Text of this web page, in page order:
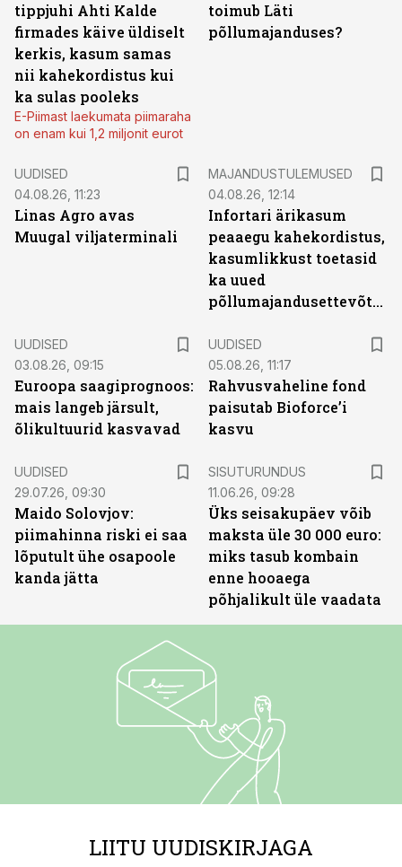
tippjuhi Ahti Kalde
firmades käive üldiselt
kerkis, kasum samas
nii kahekordistus kui
ka sulas pooleks
E-Piimast laekumata piimaraha
on enam kui 1,2 miljonit eurot
toimub Läti
põllumajanduses?
UUDISED
04.08.26, 11:23
Linas Agro avas
Muugal viljaterminali
MAJANDUSTULEMUSED
04.08.26, 12:14
Infortari ärikasum
peaaegu kahekordistus,
kasumlikkust toetasid
ka uued
põllumajandusettevõtted
UUDISED
03.08.26, 09:15
Euroopa saagiprognoos:
mais langeb järsult,
õlikultuurid kasvavad
UUDISED
05.08.26, 11:17
Rahvusvaheline fond
paisutab Bioforce’i
kasvu
UUDISED
29.07.26, 09:30
Maido Solovjov:
piimahinna riski ei saa
lõputult ühe osapoole
kanda jätta
SISUTURUNDUS
11.06.26, 09:28
Üks seisakupäev võib
maksta üle 30 000 euro:
miks tasub kombain
enne hooaega
põhjalikult üle vaadata
LIITU UUDISKIRJAGA